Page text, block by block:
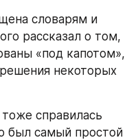
словарям и
рассказал о том,
«под капотом»,
некоторых
справилась
был самый простой